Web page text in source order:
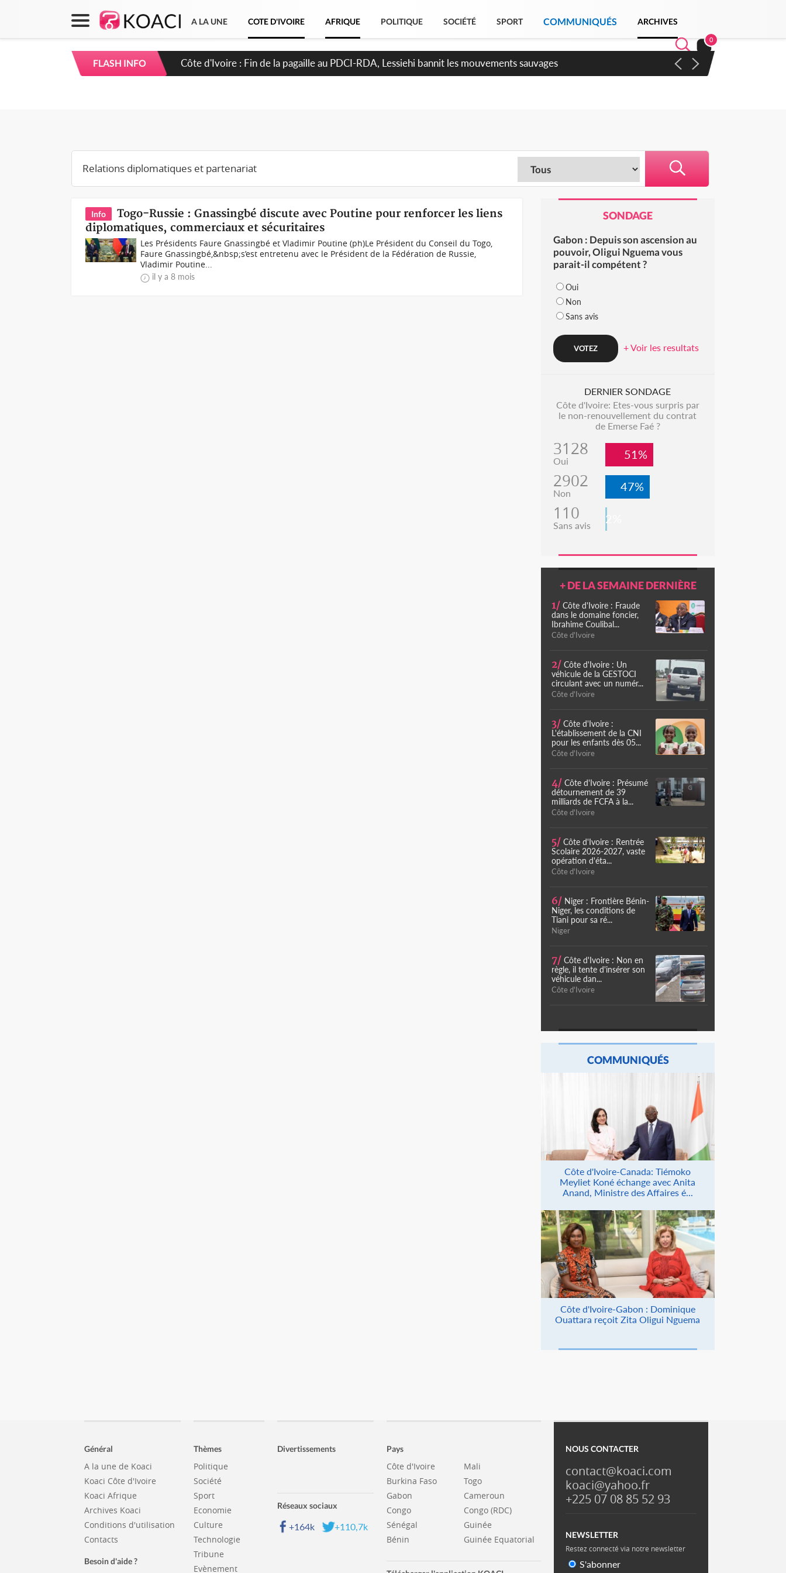
A LA UNE COTE D'IVOIRE AFRIQUE POLITIQUE SOCIÉTÉ SPORT COMMUNIQUÉS ARCHIVES
0
FLASH INFO Côte d'Ivoire : Fin de la pagaille au PDCI-RDA, Lessiehi bannit les mouvements sauvages
Info
Togo-Russie : Gnassingbé discute avec Poutine pour renforcer les liens
diplomatiques, commerciaux et sécuritaires
Les Présidents Faure Gnassingbé et Vladimir Poutine (ph)Le Président du Conseil du Togo,
Faure Gnassingbé,&nbsp;s’est entretenu avec le Président de la Fédération de Russie,
Vladimir Poutine...
il y a 8 mois
SONDAGE
Gabon : Depuis son ascension au
pouvoir, Oligui Nguema vous
parait-il compétent ?
Oui
Non
Sans avis
+ Voir les resultats
DERNIER SONDAGE
Côte d'Ivoire: Etes-vous surpris par
le non-renouvellement du contrat
de Emerse Faé ?
3128
Oui 51%
2902
Non 47%
110
Sans avis 2%
+ DE LA SEMAINE DERNIÈRE
1/ Côte d'Ivoire : Fraude
dans le domaine foncier,
Ibrahime Coulibal...
Côte d'Ivoire
2/ Côte d'Ivoire : Un
véhicule de la GESTOCI
circulant avec un numér...
Côte d'Ivoire
3/ Côte d'Ivoire :
L'établissement de la CNI
pour les enfants dès 05...
Côte d'Ivoire
4/ Côte d'Ivoire : Présumé
détournement de 39
milliards de FCFA à la...
Côte d'Ivoire
5/ Côte d'Ivoire : Rentrée
Scolaire 2026-2027, vaste
opération d'éta...
Côte d'Ivoire
6/ Niger : Frontière Bénin-
Niger, les conditions de
Tiani pour sa ré...
Niger
7/ Côte d'Ivoire : Non en
règle, il tente d'insérer son
véhicule dan...
Côte d'Ivoire
COMMUNIQUÉS
Côte d'Ivoire-Canada: Tiémoko
Meyliet Koné échange avec Anita
Anand, Ministre des Affaires é...
Côte d'Ivoire-Gabon : Dominique
Ouattara reçoit Zita Oligui Nguema
Général
A la une de Koaci
Koaci Côte d'Ivoire
Koaci Afrique
Archives Koaci
Conditions d'utilisation
Contacts
Besoin d'aide ?
Thèmes
Politique
Société
Sport
Economie
Culture
Technologie
Tribune
Evènement
Divertissements
Réseaux sociaux
+164k +110,7k
Pays
Côte d'Ivoire
Burkina Faso
Gabon
Congo
Sénégal
Bénin
Mali
Togo
Cameroun
Congo (RDC)
Guinée
Guinée Equatorial
NOUS CONTACTER
contact@koaci.com
koaci@yahoo.fr
+225 07 08 85 52 93
NEWSLETTER
Restez connecté via notre newsletter
S'abonner